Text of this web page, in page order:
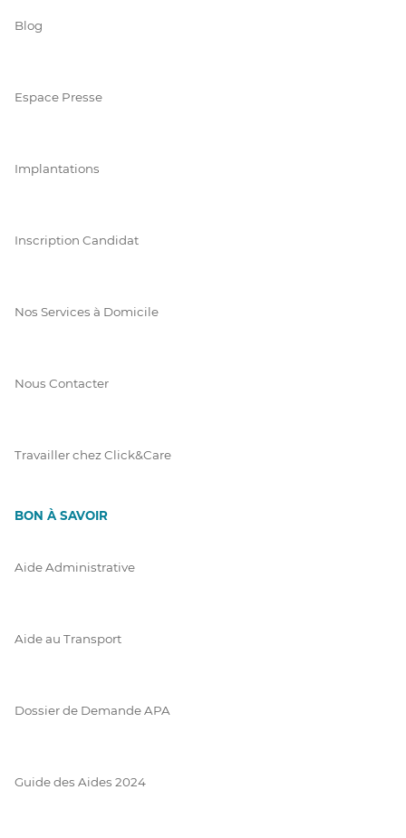
Blog
Espace Presse
Implantations
Inscription Candidat
Nos Services à Domicile
Nous Contacter
Travailler chez Click&Care
BON À SAVOIR
Aide Administrative
Aide au Transport
Dossier de Demande APA
Guide des Aides 2024